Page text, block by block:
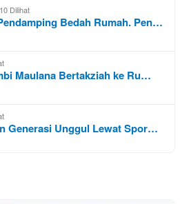
Dilihat
Bedah Rumah. Pen…
Maulana Bertakziah ke Ru…
Generasi Unggul Lewat Spor…